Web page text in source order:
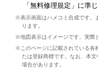
「無料修理規定」に準じ
※表示画面はハメコミ合成です。
ります。
※地図表示はイメージです。実際
※このページに記載されている各
たは登録商標です。なお、本
場合があります。